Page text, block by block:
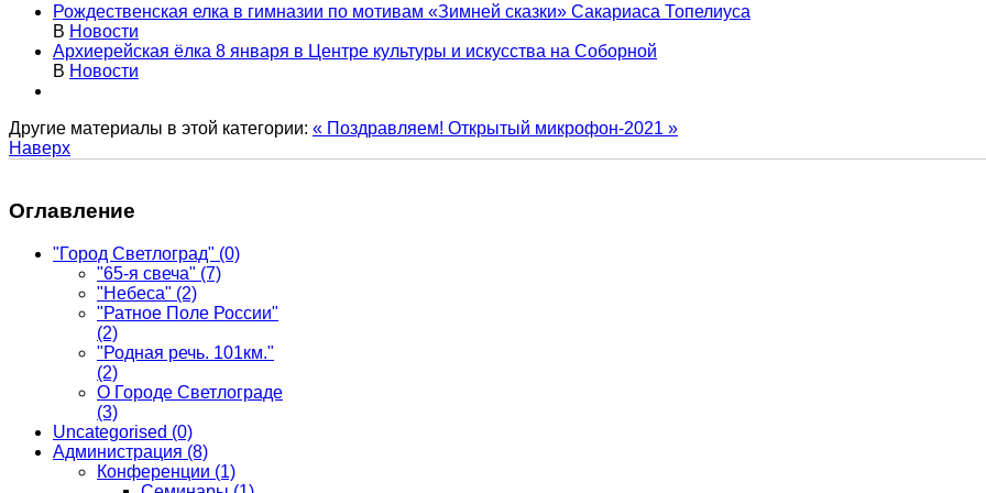
Рождественская елка в гимназии по мотивам «Зимней сказки» Сакариаса Топелиуса
В Новости
Архиерейская ёлка 8 января в Центре культуры и искусства на Соборной
В Новости
Другие материалы в этой категории: « Поздравляем! Открытый микрофон-2021 »
Наверх
Оглавление
"Город Светлоград" (0)
"65-я свеча" (7)
"Небеса" (2)
"Ратное Поле России"
(2)
"Родная речь. 101км."
(2)
О Городе Светлограде
(3)
Uncategorised (0)
Администрация (8)
Конференции (1)